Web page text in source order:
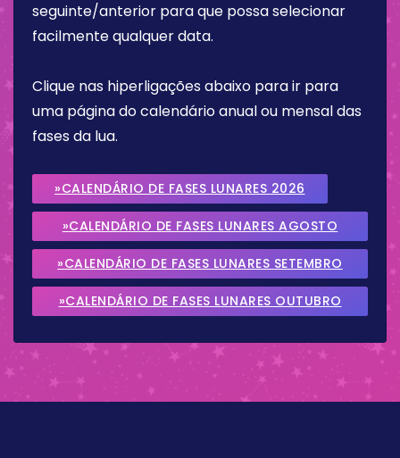
seguinte/anterior para que possa selecionar
facilmente qualquer data.
Clique nas hiperligações abaixo para ir para
uma página do calendário anual ou mensal das
fases da lua.
»CALENDÁRIO DE FASES LUNARES 2026
»CALENDÁRIO DE FASES LUNARES AGOSTO
2026
»CALENDÁRIO DE FASES LUNARES SETEMBRO
2026
»CALENDÁRIO DE FASES LUNARES OUTUBRO